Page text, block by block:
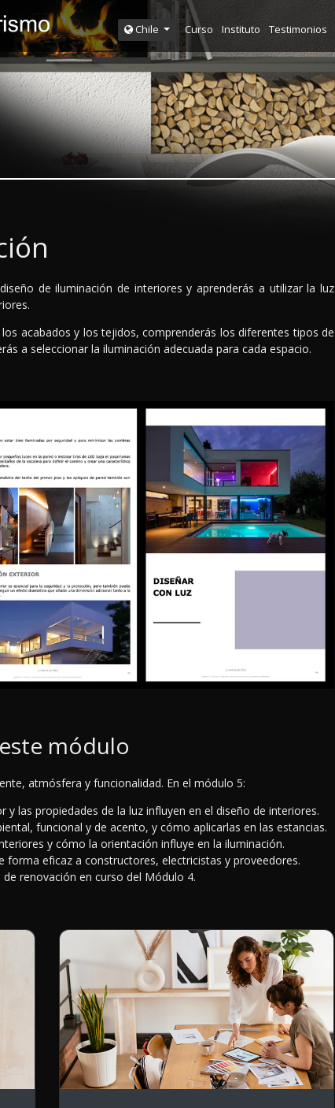
Chile Curso Instituto Testimonios
de iluminación de interiores y aprenderás a utilizar la luz
acabados y los tejidos, comprenderás los diferentes tipos de
a seleccionar la iluminación adecuada para cada espacio.
módulo
atmósfera y funcionalidad. En el módulo 5:
las propiedades de la luz influyen en el diseño de interiores.
funcional y de acento, y cómo aplicarlas en las estancias.
y cómo la orientación influye en la iluminación.
forma eficaz a constructores, electricistas y proveedores.
renovación en curso del Módulo 4.